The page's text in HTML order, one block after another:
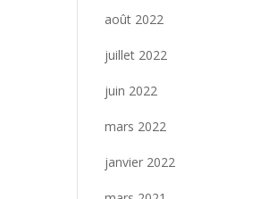
août 2022
juillet 2022
juin 2022
mars 2022
janvier 2022